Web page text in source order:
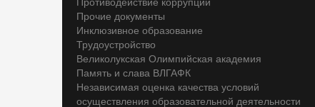
Прочие документы
Инклюзивное образование
Трудоустройство
Великолукская Олимпийская академия
Память и слава ВЛГАФК
Независимая оценка качества условий
осуществления образовательной деятельности